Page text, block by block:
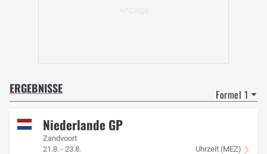
Formel 1
ERGEBNISSE
Niederlande GP
Zandvoort
21.8. - 23.8.
Uhrzeit (MEZ)